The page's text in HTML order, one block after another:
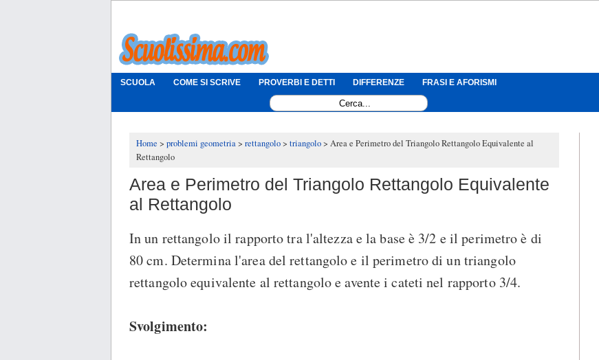
SCUOLA COME SI SCRIVE PROVERBI E DETTI DIFFERENZE FRASI E AFORISMI
Home problemi geometria rettangolo triangolo
Area e Perimetro del Triangolo Rettangolo Equivalente al
Rettangolo
Area e Perimetro del Triangolo Rettangolo Equivalente
al Rettangolo
In un rettangolo il rapporto tra l'altezza e la base è 3/2 e il perimetro è di
80 cm. Determina l'area del rettangolo e il perimetro di un triangolo
rettangolo equivalente al rettangolo e avente i cateti nel rapporto 3/4.
Svolgimento: